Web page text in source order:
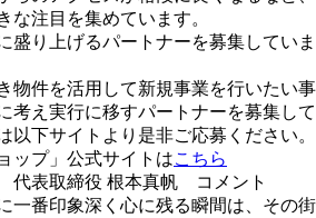
な注目を集めています。
盛り上げるパートナーを募集していま
物件を活用して新規事業を行いたい事
考え実行に移すパートナーを募集して
以下サイトより是非ご応募ください。
ップ」公式サイトはこちら
代表取締役 根本真帆 コメント
一番印象深く心に残る瞬間は、その街